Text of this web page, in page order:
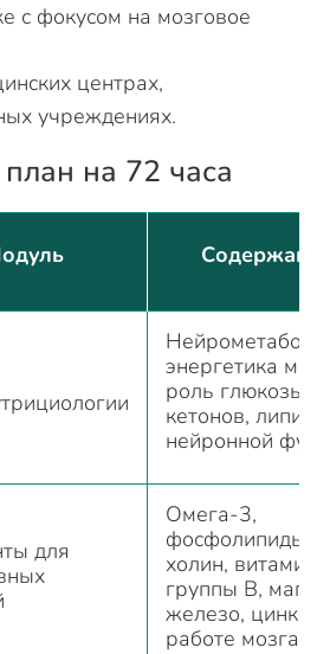
с фокусом на мозговое
центрах,
учреждениях.
на 72 часа
энергетика
роль глюкозы,
кетонов,
нейронной
для
Омега-3,
фосфолипиды,
холин,
группы B,
железо, цинк в
работе мозга